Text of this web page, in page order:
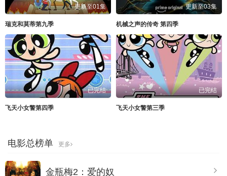
更新至01集
瑞克和莫蒂第九季
更新至03集
机械之声的传奇 第四季
已完结
飞天小女警第四季
已完结
飞天小女警第三季
电影总榜单 更多
金瓶梅2：爱的奴